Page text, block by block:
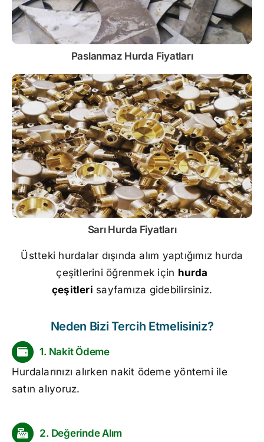
Paslanmaz Hurda Fiyatları
Sarı Hurda Fiyatları
Üstteki hurdalar dışında alım yaptığımız hurda
çeşitlerini öğrenmek için hurda
çeşitleri sayfamıza gidebilirsiniz.
Neden Bizi Tercih Etmelisiniz?
1. Nakit Ödeme
Hurdalarınızı alırken nakit ödeme yöntemi ile
satın alıyoruz.
2. Değerinde Alım